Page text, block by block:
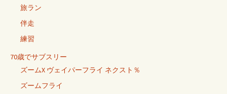
旅ラン
伴走
練習
70歳でサブスリー
ズームX ヴェイパーフライ ネクスト％
ズームフライ